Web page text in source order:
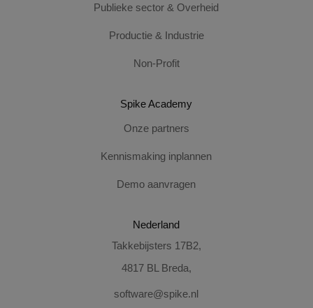
Publieke sector & Overheid
Productie & Industrie
Non-Profit
Spike Academy
Onze partners
Kennismaking inplannen
Demo aanvragen
Nederland
Takkebijsters 17B2,
4817 BL Breda,
software@spike.nl